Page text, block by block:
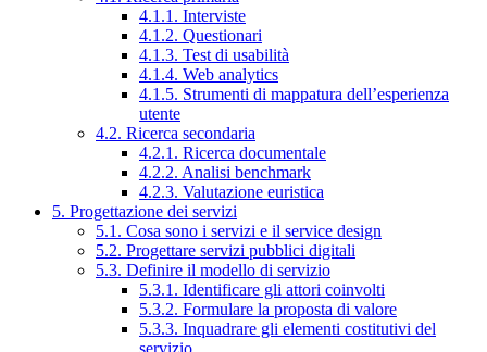
4.1.1. Interviste
4.1.2. Questionari
4.1.3. Test di usabilità
4.1.4. Web analytics
4.1.5. Strumenti di mappatura dell’esperienza
utente
4.2. Ricerca secondaria
4.2.1. Ricerca documentale
4.2.2. Analisi benchmark
4.2.3. Valutazione euristica
5. Progettazione dei servizi
5.1. Cosa sono i servizi e il service design
5.2. Progettare servizi pubblici digitali
5.3. Definire il modello di servizio
5.3.1. Identificare gli attori coinvolti
5.3.2. Formulare la proposta di valore
5.3.3. Inquadrare gli elementi costitutivi del
servizio